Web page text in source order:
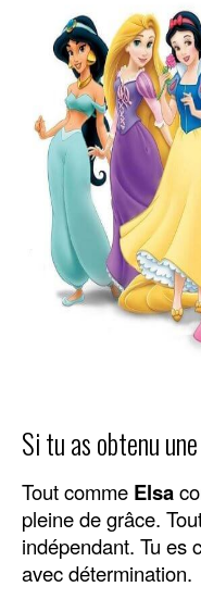
Si tu as obtenu
Tout comme Elsa
pleine de grâce.
indépendant. Tu es
avec détermination.